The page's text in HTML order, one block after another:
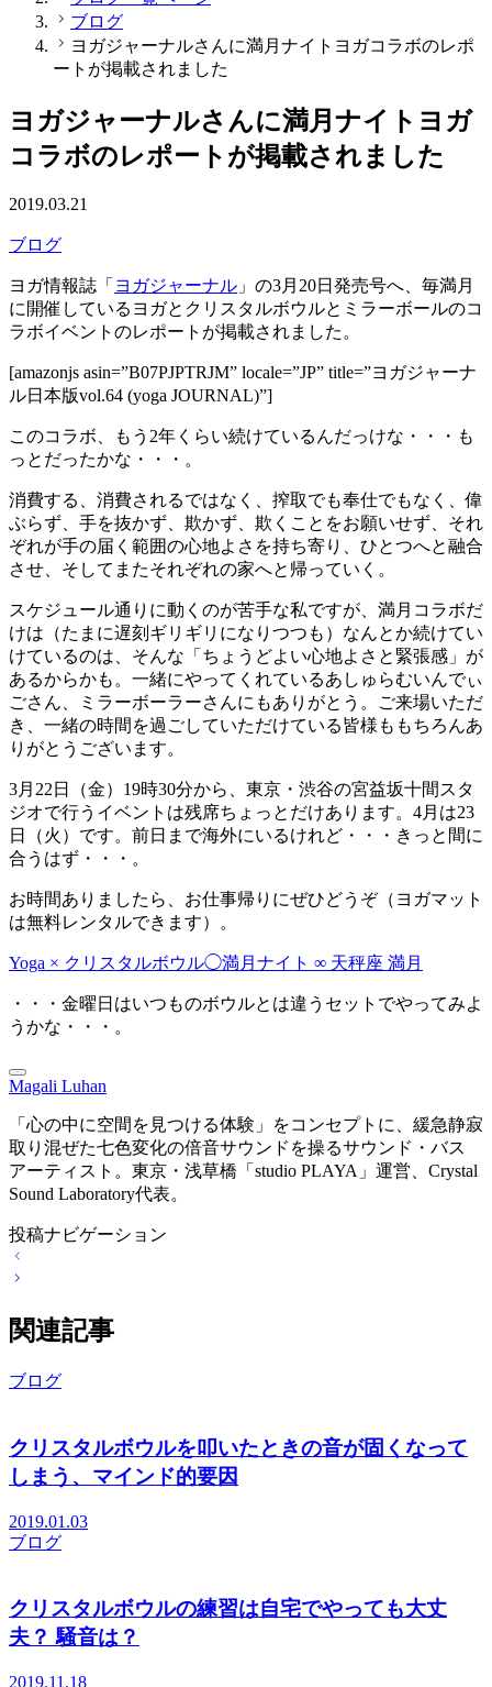
ブログ
ヨガジャーナルさんに満月ナイトヨガコラボのレポ
ートが掲載されました
ヨガジャーナルさんに満月ナイトヨガ
コラボのレポートが掲載されました
2019.03.21
ブログ
ヨガ情報誌「 ヨガジャーナル 」の3月20日発売号へ、毎満月
に開催しているヨガとクリスタルボウルとミラーボールのコ
ラボイベントのレポートが掲載されました。
[amazonjs asin=”B07PJPTRJM” locale=”JP” title=”ヨガジャーナ
ル日本版vol.64 (yoga JOURNAL)”]
このコラボ、もう2年くらい続けているんだっけな・・・も
っとだったかな・・・。
消費する、消費されるではなく、搾取でも奉仕でもなく、偉
ぶらず、手を抜かず、欺かず、欺くことをお願いせず、それ
ぞれが手の届く範囲の心地よさを持ち寄り、ひとつへと融合
させ、そしてまたそれぞれの家へと帰っていく。
スケジュール通りに動くのが苦手な私ですが、満月コラボだ
けは（たまに遅刻ギリギリになりつつも）なんとか続けてい
けているのは、そんな「ちょうどよい心地よさと緊張感」が
あるからかも。一緒にやってくれているあしゅらむいんでぃ
ごさん、ミラーボーラーさんにもありがとう。ご来場いただ
き、一緒の時間を過ごしていただけている皆様ももちろんあ
りがとうございます。
3月22日（金）19時30分から、東京・渋谷の宮益坂十間スタ
ジオで行うイベントは残席ちょっとだけあります。4月は23
日（火）です。前日まで海外にいるけれど・・・きっと間に
合うはず・・・。
お時間ありましたら、お仕事帰りにぜひどうぞ（ヨガマット
は無料レンタルできます）。
Yoga × クリスタルボウル◯満月ナイト ∞ 天秤座 満月
・・・金曜日はいつものボウルとは違うセットでやってみよ
うかな・・・。
Magali Luhan
「心の中に空間を見つける体験」をコンセプトに、緩急静寂
取り混ぜた七色変化の倍音サウンドを操るサウンド・バス
アーティスト。東京・浅草橋「studio PLAYA」運営、Crystal
Sound Laboratory代表。
投稿ナビゲーション
関連記事
ブログ
クリスタルボウルを叩いたときの音が固くなって
しまう、マインド的要因
2019.01.03
ブログ
クリスタルボウルの練習は自宅でやっても大丈
夫？ 騒音は？
2019.11.18